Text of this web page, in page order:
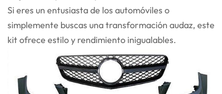
Si eres un entusiasta de los automóviles o
simplemente buscas una transformación audaz, este
kit ofrece estilo y rendimiento inigualables.